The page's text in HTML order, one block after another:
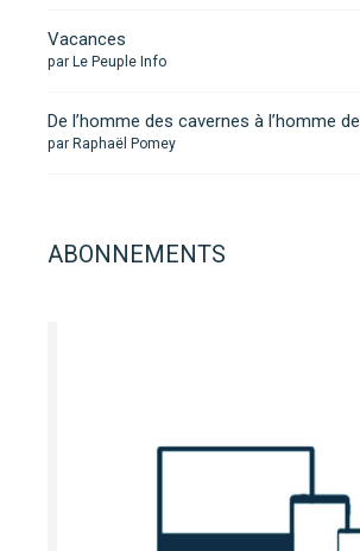
Vacances
par Le Peuple Info
De l’homme des cavernes à l’homme
par Raphaël Pomey
ABONNEMENTS